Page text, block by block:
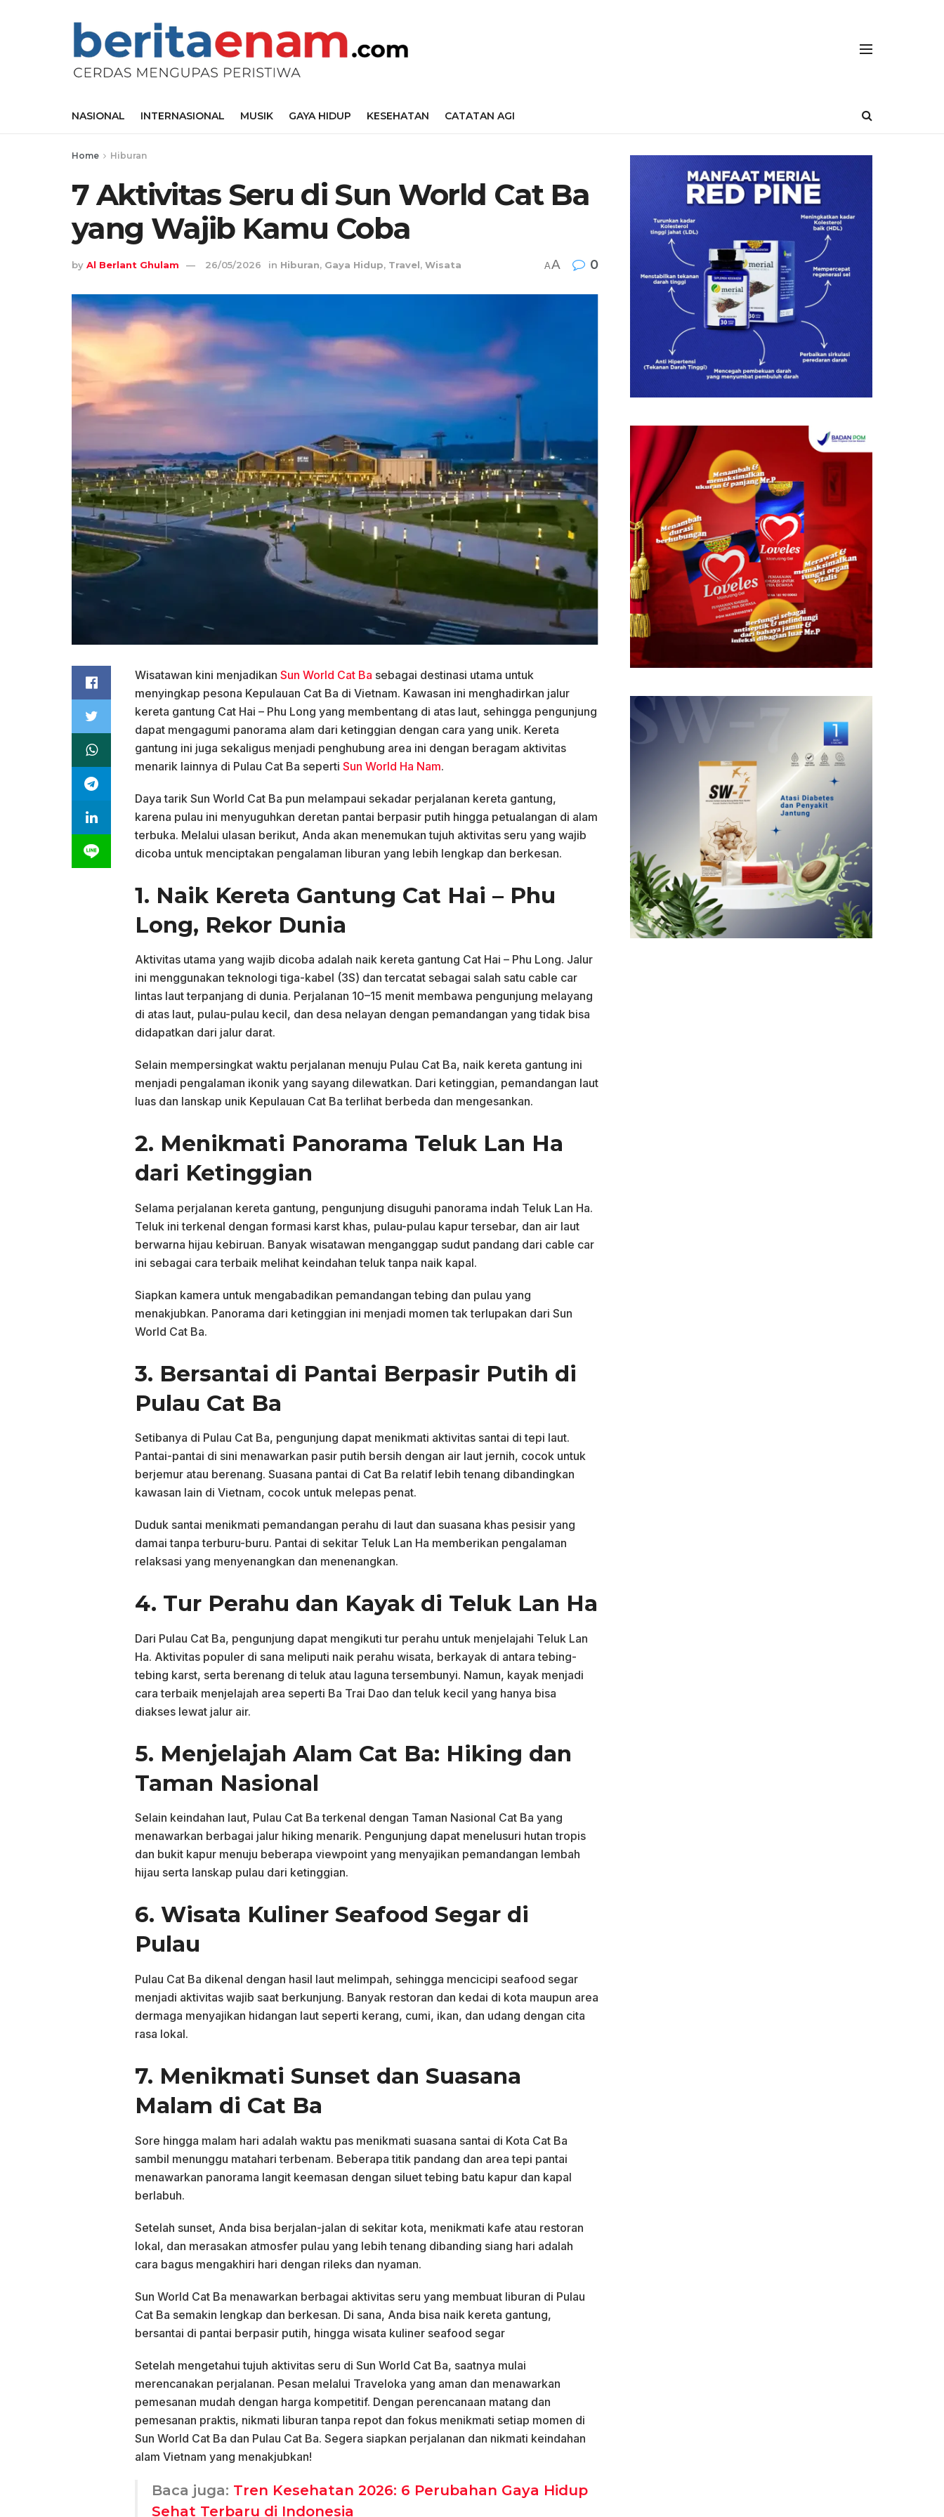
NASIONAL INTERNASIONAL MUSIK GAYA HIDUP KESEHATAN CATATAN AGI
Home Hiburan
7 Aktivitas Seru di Sun World Cat Ba
yang Wajib Kamu Coba
by Al Berlant Ghulam 26/05/2026 in Hiburan, Gaya Hidup, Travel, Wisata AA 0
Wisatawan kini menjadikan Sun World Cat Ba sebagai destinasi utama untuk
menyingkap pesona Kepulauan Cat Ba di Vietnam. Kawasan ini menghadirkan jalur
kereta gantung Cat Hai – Phu Long yang membentang di atas laut, sehingga pengunjung
dapat mengagumi panorama alam dari ketinggian dengan cara yang unik. Kereta
gantung ini juga sekaligus menjadi penghubung area ini dengan beragam aktivitas
menarik lainnya di Pulau Cat Ba seperti Sun World Ha Nam.
Daya tarik Sun World Cat Ba pun melampaui sekadar perjalanan kereta gantung,
karena pulau ini menyuguhkan deretan pantai berpasir putih hingga petualangan di alam
terbuka. Melalui ulasan berikut, Anda akan menemukan tujuh aktivitas seru yang wajib
dicoba untuk menciptakan pengalaman liburan yang lebih lengkap dan berkesan.
1. Naik Kereta Gantung Cat Hai – Phu
Long, Rekor Dunia
Aktivitas utama yang wajib dicoba adalah naik kereta gantung Cat Hai – Phu Long. Jalur
ini menggunakan teknologi tiga-kabel (3S) dan tercatat sebagai salah satu cable car
lintas laut terpanjang di dunia. Perjalanan 10–15 menit membawa pengunjung melayang
di atas laut, pulau-pulau kecil, dan desa nelayan dengan pemandangan yang tidak bisa
didapatkan dari jalur darat.
Selain mempersingkat waktu perjalanan menuju Pulau Cat Ba, naik kereta gantung ini
menjadi pengalaman ikonik yang sayang dilewatkan. Dari ketinggian, pemandangan laut
luas dan lanskap unik Kepulauan Cat Ba terlihat berbeda dan mengesankan.
2. Menikmati Panorama Teluk Lan Ha
dari Ketinggian
Selama perjalanan kereta gantung, pengunjung disuguhi panorama indah Teluk Lan Ha.
Teluk ini terkenal dengan formasi karst khas, pulau-pulau kapur tersebar, dan air laut
berwarna hijau kebiruan. Banyak wisatawan menganggap sudut pandang dari cable car
ini sebagai cara terbaik melihat keindahan teluk tanpa naik kapal.
Siapkan kamera untuk mengabadikan pemandangan tebing dan pulau yang
menakjubkan. Panorama dari ketinggian ini menjadi momen tak terlupakan dari Sun
World Cat Ba.
3. Bersantai di Pantai Berpasir Putih di
Pulau Cat Ba
Setibanya di Pulau Cat Ba, pengunjung dapat menikmati aktivitas santai di tepi laut.
Pantai-pantai di sini menawarkan pasir putih bersih dengan air laut jernih, cocok untuk
berjemur atau berenang. Suasana pantai di Cat Ba relatif lebih tenang dibandingkan
kawasan lain di Vietnam, cocok untuk melepas penat.
Duduk santai menikmati pemandangan perahu di laut dan suasana khas pesisir yang
damai tanpa terburu-buru. Pantai di sekitar Teluk Lan Ha memberikan pengalaman
relaksasi yang menyenangkan dan menenangkan.
4. Tur Perahu dan Kayak di Teluk Lan Ha
Dari Pulau Cat Ba, pengunjung dapat mengikuti tur perahu untuk menjelajahi Teluk Lan
Ha. Aktivitas populer di sana meliputi naik perahu wisata, berkayak di antara tebing-
tebing karst, serta berenang di teluk atau laguna tersembunyi. Namun, kayak menjadi
cara terbaik menjelajah area seperti Ba Trai Dao dan teluk kecil yang hanya bisa
diakses lewat jalur air.
5. Menjelajah Alam Cat Ba: Hiking dan
Taman Nasional
Selain keindahan laut, Pulau Cat Ba terkenal dengan Taman Nasional Cat Ba yang
menawarkan berbagai jalur hiking menarik. Pengunjung dapat menelusuri hutan tropis
dan bukit kapur menuju beberapa viewpoint yang menyajikan pemandangan lembah
hijau serta lanskap pulau dari ketinggian.
6. Wisata Kuliner Seafood Segar di
Pulau
Pulau Cat Ba dikenal dengan hasil laut melimpah, sehingga mencicipi seafood segar
menjadi aktivitas wajib saat berkunjung. Banyak restoran dan kedai di kota maupun area
dermaga menyajikan hidangan laut seperti kerang, cumi, ikan, dan udang dengan cita
rasa lokal.
7. Menikmati Sunset dan Suasana
Malam di Cat Ba
Sore hingga malam hari adalah waktu pas menikmati suasana santai di Kota Cat Ba
sambil menunggu matahari terbenam. Beberapa titik pandang dan area tepi pantai
menawarkan panorama langit keemasan dengan siluet tebing batu kapur dan kapal
berlabuh.
Setelah sunset, Anda bisa berjalan-jalan di sekitar kota, menikmati kafe atau restoran
lokal, dan merasakan atmosfer pulau yang lebih tenang dibanding siang hari adalah
cara bagus mengakhiri hari dengan rileks dan nyaman.
Sun World Cat Ba menawarkan berbagai aktivitas seru yang membuat liburan di Pulau
Cat Ba semakin lengkap dan berkesan. Di sana, Anda bisa naik kereta gantung,
bersantai di pantai berpasir putih, hingga wisata kuliner seafood segar
Setelah mengetahui tujuh aktivitas seru di Sun World Cat Ba, saatnya mulai
merencanakan perjalanan. Pesan melalui Traveloka yang aman dan menawarkan
pemesanan mudah dengan harga kompetitif. Dengan perencanaan matang dan
pemesanan praktis, nikmati liburan tanpa repot dan fokus menikmati setiap momen di
Sun World Cat Ba dan Pulau Cat Ba. Segera siapkan perjalanan dan nikmati keindahan
alam Vietnam yang menakjubkan!
Baca juga: Tren Kesehatan 2026: 6 Perubahan Gaya Hidup
Sehat Terbaru di Indonesia